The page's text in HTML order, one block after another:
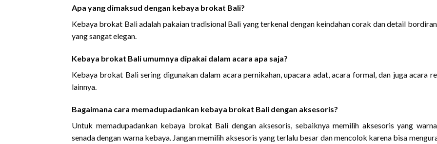
Apa yang dimaksud dengan kebaya brokat Bali?
Kebaya brokat Bali adalah pakaian tradisional Bali yang terkenal dengan keindahan corak dan detail
yang sangat elegan.
Kebaya brokat Bali umumnya dipakai dalam acara apa saja?
Kebaya brokat Bali sering digunakan dalam acara pernikahan, upacara adat, acara formal, dan juga acara
lainnya.
Bagaimana cara memadupadankan kebaya brokat Bali dengan aksesoris?
Untuk memadupadankan kebaya brokat Bali dengan aksesoris, sebaiknya memilih aksesoris yang
senada dengan warna kebaya. Jangan memilih aksesoris yang terlalu besar dan mencolok karena bisa